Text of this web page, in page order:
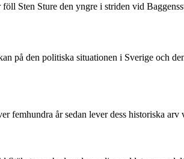
Sten Sture den yngre i striden vid
på den politiska situationen i Sverige och
femhundra år sedan lever dess historiska